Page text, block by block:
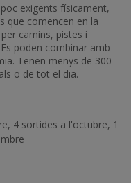
exigents físicament,
que comencen en la
camins, pistes i
poden combinar amb
Tenen menys de 300
o de tot el dia.
4 sortides a l'octubre, 1